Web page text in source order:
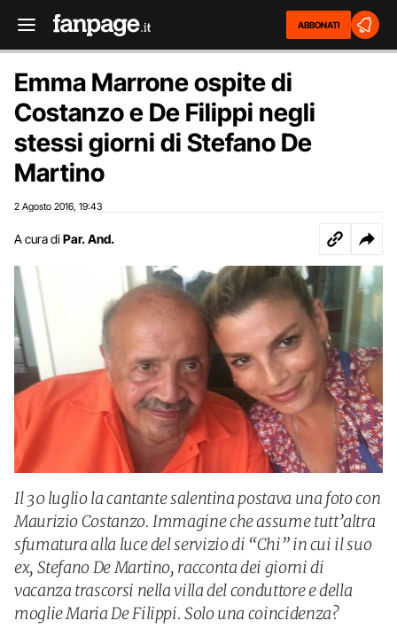
ABBONATI
Emma Marrone ospite di
Costanzo e De Filippi negli
stessi giorni di Stefano De
Martino
2 Agosto 2016 19:43
A cura di Par. And.
Il 30 luglio la cantante salentina postava una foto con
Maurizio Costanzo. Immagine che assume tutt’altra
sfumatura alla luce del servizio di “Chi” in cui il suo
ex, Stefano De Martino, racconta dei giorni di
vacanza trascorsi nella villa del conduttore e della
moglie Maria De Filippi. Solo una coincidenza?